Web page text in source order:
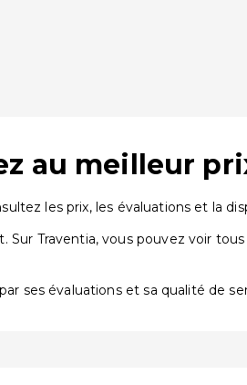
au meilleur
les prix, les évaluations et la
Traventia, vous pouvez voir
ses évaluations et sa qualité de